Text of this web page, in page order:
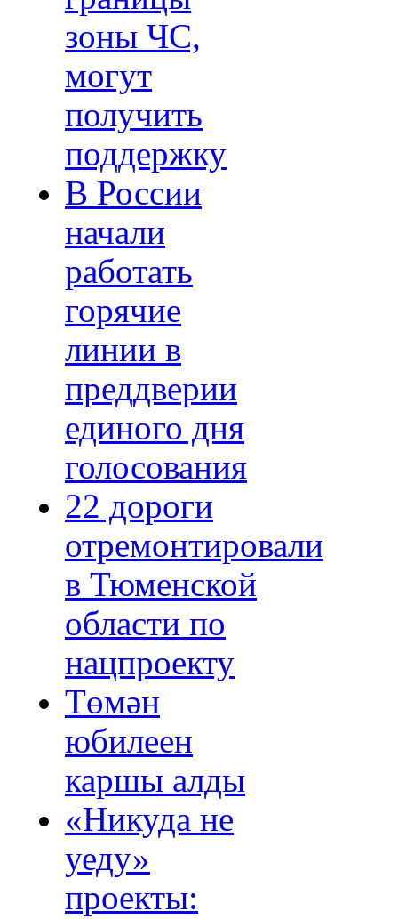
зоны ЧС,
могут
получить
поддержку
В России
начали
работать
горячие
линии в
преддверии
единого дня
голосования
22 дороги
отремонтировали
в Тюменской
области по
нацпроекту
Төмән
юбилеен
каршы алды
«Никуда не
уеду»
проекты: